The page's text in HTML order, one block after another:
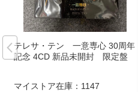
テレサ・テン 一意専心 30周年
記念 4CD 新品未開封 限定盤
マイストア在庫： 1147